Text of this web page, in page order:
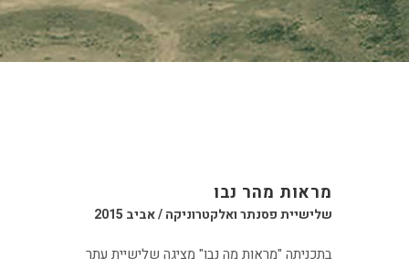
מראות מהר נבו
שלישיית פסנתר ואלקטרוניקה / אביב 2015
בתכניתה "מראות מה נבו" מציגה שלישיית עתר